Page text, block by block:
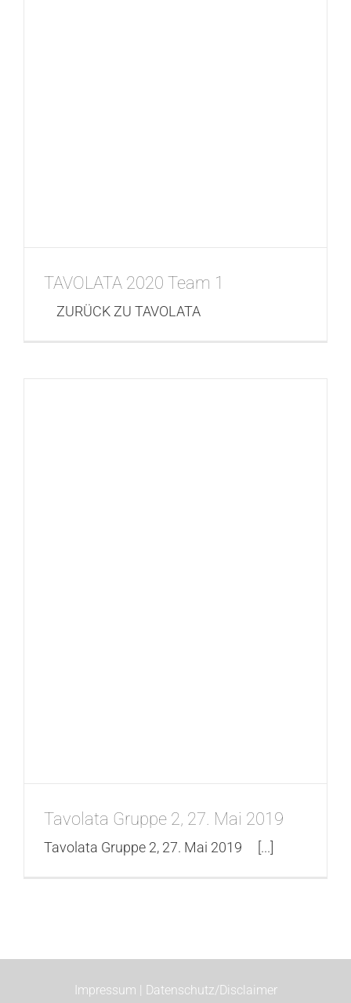
TAVOLATA 2020 Team 1
ZURÜCK ZU TAVOLATA
Tavolata Gruppe 2, 27. Mai 2019
Tavolata Gruppe 2, 27. Mai 2019 [...]
Impressum | Datenschutz/Disclaimer